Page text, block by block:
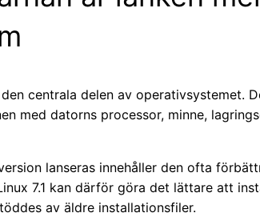
centrala delen av operativsystemet.
med datorns processor, minne,
lanseras innehåller den ofta
7.1 kan därför göra det lättare att
av äldre installationsfiler.